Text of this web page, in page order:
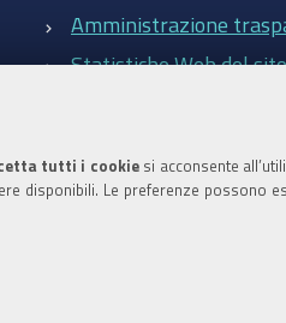
tutti i cookiesi acconsente
disponibili. Le preferenze possono
Amministrazione
Statistiche Web del